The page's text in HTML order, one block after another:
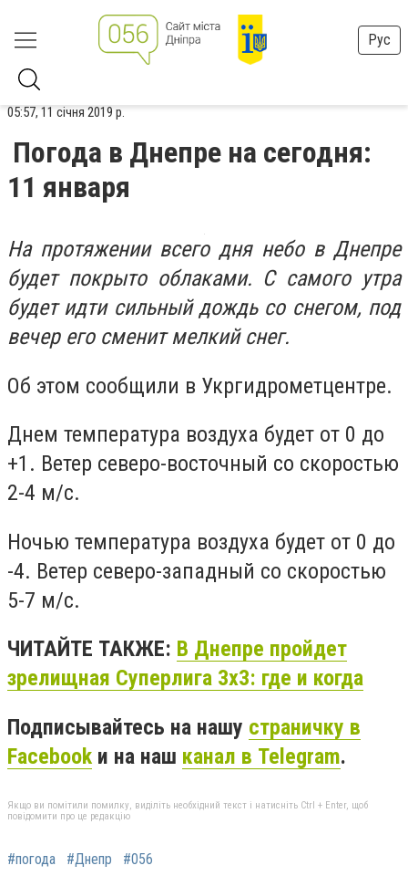
Рус
05:57, 11 січня 2019 р.
Погода в Днепре на сегодня:
11 января
На протяжении всего дня небо в Днепре
будет покрыто облаками. С самого утра
будет идти сильный дождь со снегом, под
вечер его сменит мелкий снег.
Об этом сообщили в Укргидрометцентре.
Днем температура воздуха будет от 0 до
+1. Ветер северо-восточный со скоростью
2-4 м/с.
Ночью температура воздуха будет от 0 до
-4. Ветер северо-западный со скоростью
5-7 м/с.
ЧИТАЙТЕ ТАКЖЕ: В Днепре пройдет
зрелищная Суперлига 3х3: где и когда
Подписывайтесь на нашу страничку в
Facebook и на наш канал в Telegram.
Якщо ви помітили помилку, виділіть необхідний текст і натисніть Ctrl + Enter, щоб
повідомити про це редакцію
#погода #Днепр #056